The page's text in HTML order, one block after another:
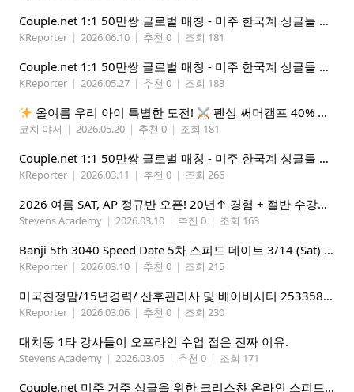
Couple.net 1:1 50만쌍 글로벌 매칭 - 미주 한국계 싱글들 모이세요
KReporter | 2026.06.10 | 추천 0 | 조회 181
Couple.net 1:1 50만쌍 글로벌 매칭 - 미주 한국계 싱글들 모이세요
KReporter | 2026.05.27 | 추천 0 | 조회 183
올여름 우리 아이 특별한 도전! 펜싱 써머캠프 40% 선착순 할인
코치 야서 | 2026.05.20 | 추천 0 | 조회 181
Couple.net 1:1 50만쌍 글로벌 매칭 - 미주 한국계 싱글들 모이세요
KReporter | 2026.03.11 | 추천 0 | 조회 266
2026 여름 SAT, AP 정규반 오픈! 20년↑ 경험 + 절반 수강료 (얼리버드 5%할인)
Stevens Academy | 2026.03.10 | 추천 0 | 조회 163
Banji 5th 3040 Speed Date 5차 스피드 데이트 3/14 (Sat) 5-8PM
KReporter | 2026.03.10 | 추천 0 | 조회 215
미국친정맘/15년경력/ 산후관리사 및 베이비시터 2533580937 mom1004usa.com / 미주전지역파견업무
KReporter | 2026.03.06 | 추천 0 | 조회 230
대치동 1타 강사들이 오프라인 수업 접은 진짜 이유.
Stevens Academy | 2026.03.05 | 추천 0 | 조회 171
Couple.net 미주 거주 싱글을 위한 크리스챤 온라인 스피드데이트